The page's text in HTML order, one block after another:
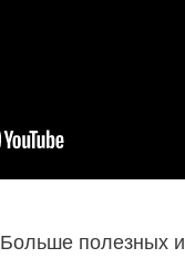
Больше полезных и